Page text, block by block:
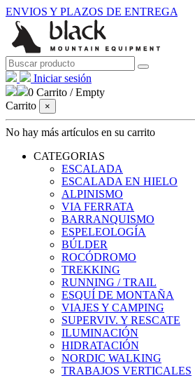
ENVIOS Y PLAZOS DE ENTREGA
Iniciar sesión
0 Carrito /Empty
Carrito
×
No hay más artículos en su carrito
CATEGORIAS
ESCALADA
ESCALADA EN HIELO
ALPINISMO
VIA FERRATA
BARRANQUISMO
ESPELEOLOGÍA
BÚLDER
ROCÓDROMO
TREKKING
RUNNING / TRAIL
ESQUÍ DE MONTAÑA
VIAJES Y CAMPING
SUPERVIV. Y RESCATE
ILUMINACIÓN
HIDRATACIÓN
NORDIC WALKING
TRABAJOS VERTICALES